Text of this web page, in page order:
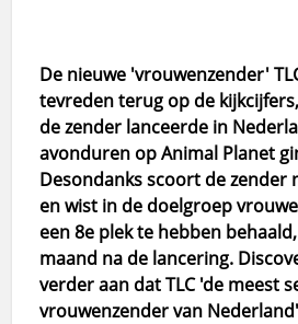
De nieuwe 'vrouwenzender'
tevreden terug op de
de zender lanceerde in
avonduren op Animal Planet
Desondanks scoort de zender
en wist in de doelgroep
een 8e plek te hebben
maand na de lancering.
verder aan dat TLC 'de meest
vrouwenzender van